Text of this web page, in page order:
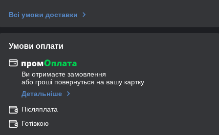
Всі умови доставки
Умови оплати
Ви отримаєте замовлення
або гроші повернуться на вашу картку
Детальніше
Післяплата
Готівкою